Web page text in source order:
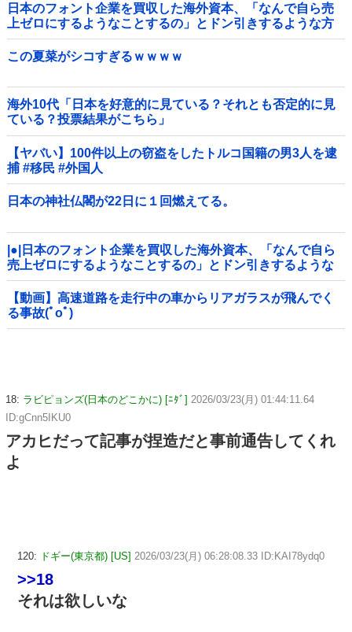
日本のフォント企業を買収した海外資本、「なんで自ら売
上ゼロにするようなことするの」とドン引きするような方
針転換を……他
この夏菜がシコすぎるｗｗｗｗ
海外10代「日本を好意的に見ている？それとも否定的に見
ている？投票結果がこちら」
【ヤバい】100件以上の窃盗をしたトルコ国籍の男3人を逮
捕 #移民 #外国人
日本の神社仏閣が22日に１回燃えてる。
|●|日本のフォント企業を買収した海外資本、「なんで自ら
売上ゼロにするようなことするの」とドン引きするような
方針転換を……
【動画】高速道路を走行中の車からリアガラスが飛んでく
る事故(ﾟoﾟ)
18: ラビピョンズ(日本のどこかに) [ﾆﾀﾞ] 2026/03/23(月) 01:44:11.64
ID:gCnn5IKU0
アカヒだって記事が捏造だと事前通告してくれ
よ
120: ドギー(東京都) [US] 2026/03/23(月) 06:28:08.33 ID:KAI78ydq0
>>18
それは欲しいな